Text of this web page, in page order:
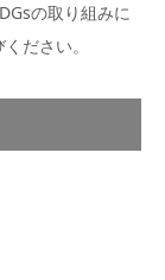
の取り組みに
ださい。